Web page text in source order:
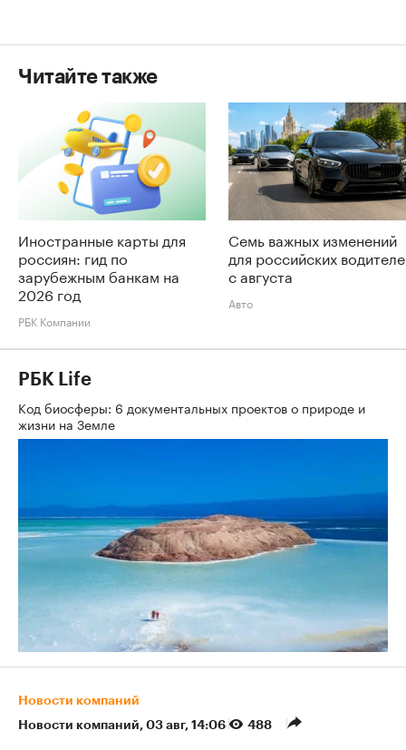
Читайте также
Иностранные карты для
россиян: гид по
зарубежным банкам на
2026 год
РБК Компании
Семь важных изменений
для российских
с августа
Авто
РБК Life
Код биосферы: 6 документальных проектов о природе и
жизни на Земле
Новости компаний
Новости компаний⁠, 03 авг, 14:06 488